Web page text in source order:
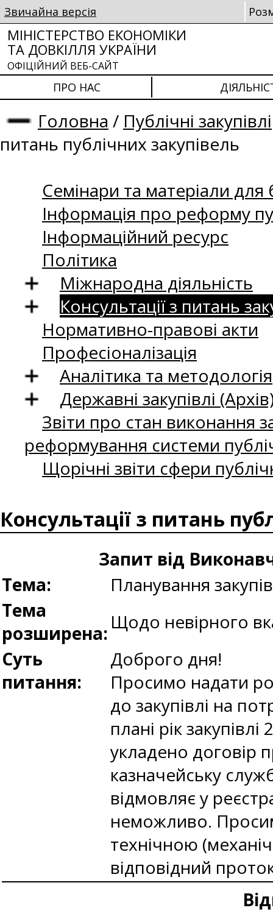
Звичайна версія
МІНІСТЕРСТВО ЕКОНОМІКИ
ТА ДОВКІЛЛЯ УКРАЇНИ
ОФІЦІЙНИЙ ВЕБ-САЙТ
ПРО НАС
Головна / Публічні закупівлі
питань публічних закупівель
Семінари та матеріали для
Інформація про реформу
Інформаційний ресурс
Політика
Міжнародна діяльність
Консультації з питань
Нормативно-правові акти
Професіоналізація
Аналітика та методологія
Державні закупівлі
Звіти про стан виконання
реформування системи
Щорічні звіти сфери
Консультації з питань
Запит від
Тема:
Планування
Тема
розширена: Щодо невірного
Суть
питання:
Доброго дня!
Просимо надати
до закупівлі на
плані рік
укладено договір
казначейську
відмовляє у
неможливо.
технічною
відповідний